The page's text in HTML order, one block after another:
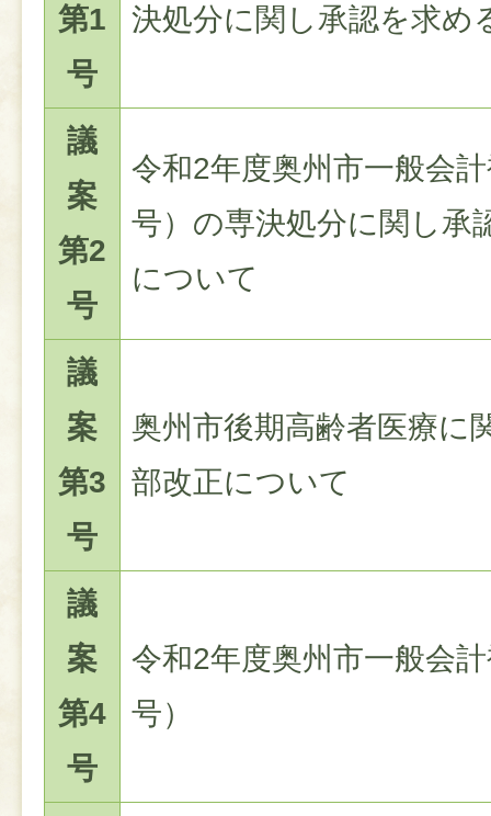
第1
号
決処分に関し承認を求め
議
案
第2
号
令和2年度奥州市一般会
号）の専決処分に関し承
について
議
案
第3
号
奥州市後期高齢者医療に
部改正について
議
案
第4
号
令和2年度奥州市一般会
号）